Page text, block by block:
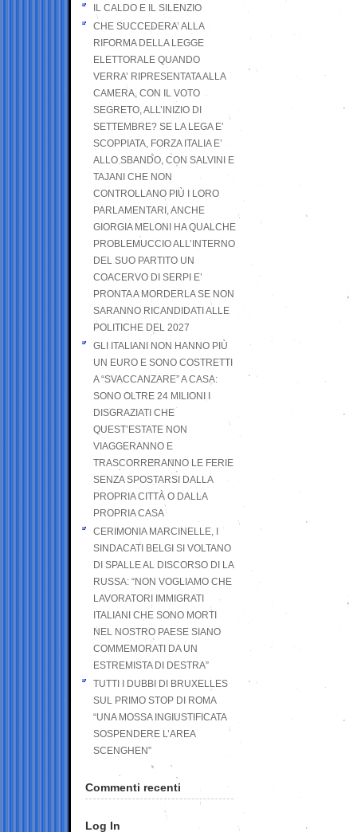
IL CALDO E IL SILENZIO
CHE SUCCEDERA’ ALLA
RIFORMA DELLA LEGGE
ELETTORALE QUANDO
VERRA’ RIPRESENTATA ALLA
CAMERA, CON IL VOTO
SEGRETO, ALL’INIZIO DI
SETTEMBRE? SE LA LEGA E’
SCOPPIATA, FORZA ITALIA E’
ALLO SBANDO, CON SALVINI E
TAJANI CHE NON
CONTROLLANO PIÙ I LORO
PARLAMENTARI, ANCHE
GIORGIA MELONI HA QUALCHE
PROBLEMUCCIO ALL’INTERNO
DEL SUO PARTITO UN
COACERVO DI SERPI E’
PRONTA A MORDERLA SE NON
SARANNO RICANDIDATI ALLE
POLITICHE DEL 2027
GLI ITALIANI NON HANNO PIÙ
UN EURO E SONO COSTRETTI
A “SVACCANZARE” A CASA:
SONO OLTRE 24 MILIONI I
DISGRAZIATI CHE
QUEST’ESTATE NON
VIAGGERANNO E
TRASCORRERANNO LE FERIE
SENZA SPOSTARSI DALLA
PROPRIA CITTÀ O DALLA
PROPRIA CASA
CERIMONIA MARCINELLE, I
SINDACATI BELGI SI VOLTANO
DI SPALLE AL DISCORSO DI LA
RUSSA: “NON VOGLIAMO CHE
LAVORATORI IMMIGRATI
ITALIANI CHE SONO MORTI
NEL NOSTRO PAESE SIANO
COMMEMORATI DA UN
ESTREMISTA DI DESTRA”
TUTTI I DUBBI DI BRUXELLES
SUL PRIMO STOP DI ROMA
“UNA MOSSA INGIUSTIFICATA
SOSPENDERE L’AREA
SCENGHEN”
Commenti recenti
Log In